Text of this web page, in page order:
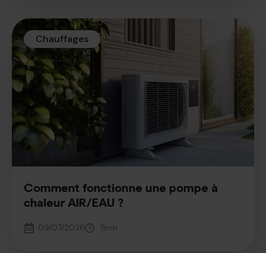
Chauffages
Comment fonctionne une pompe à
chaleur AIR/EAU ?
09/07/2026 11mn